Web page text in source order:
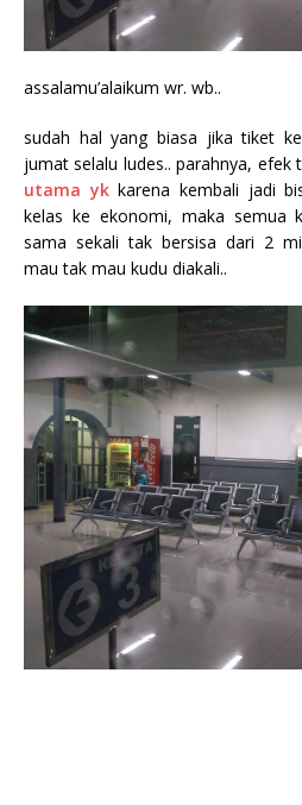
assalamu’alaikum wr. wb..
sudah hal yang biasa jika tiket
jumat selalu ludes.. parahnya, efek
utama ykkarena kembali jadi
kelas ke ekonomi, maka semua
sama sekali tak bersisa dari 2
mau tak mau kudu diakali..